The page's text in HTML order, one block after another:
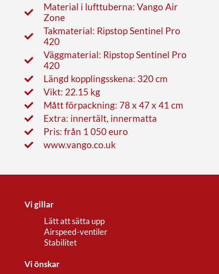
Material i lufttuberna: Vango Air
Zone
Takmaterial: Ripstop Sentinel Pro
420
Väggmaterial: Ripstop Sentinel Pro
420
Längd kopplingsskena: 320 cm
Vikt: 22.15 kg
Mått förpackning: 78 x 47 x 41 cm
Extra: innertält, innermatta
Pris: från 1 050 euro
www.vango.co.uk
Vi gillar
Lätt att sätta upp
Airspeed-ventiler
Stabilitet
Vi önskar